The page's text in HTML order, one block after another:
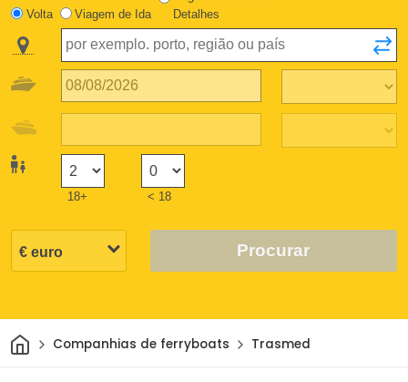
Volta Viagem de Ida
Detalhes
18+ < 18
Procurar
CasaCompanhias de ferryboats Trasmed